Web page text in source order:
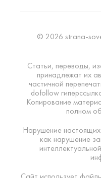
© 2026 strana-
Статьи, переводы,
принадлежат их
частичной
dofollow
Копирование
полном
Нарушение
как нарушение